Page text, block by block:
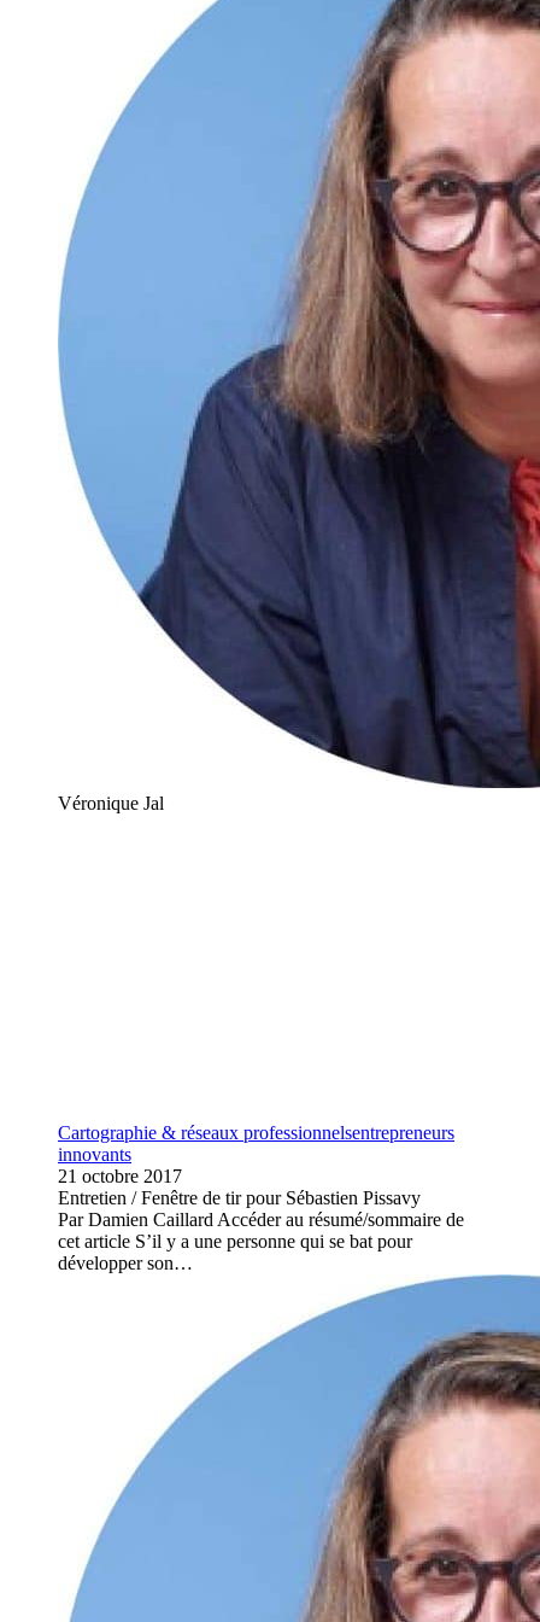
Véronique Jal
Cartographie & réseaux professionnelsentrepreneurs
innovants
21 octobre 2017
Entretien / Fenêtre de tir pour Sébastien Pissavy
Par Damien Caillard Accéder au résumé/sommaire de
cet article S’il y a une personne qui se bat pour
développer son…